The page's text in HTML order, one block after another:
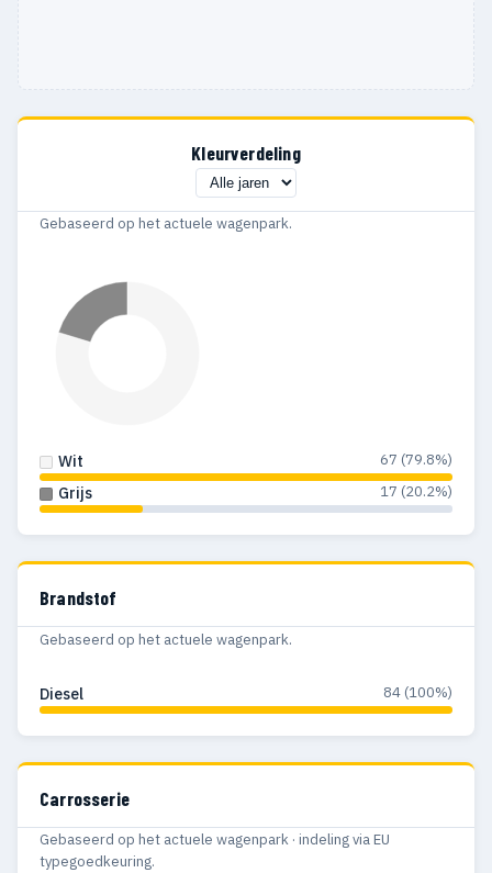
Kleurverdeling
Gebaseerd op het actuele wagenpark.
Wit 67 (79.8%)
Grijs 17 (20.2%)
Brandstof
Gebaseerd op het actuele wagenpark.
Diesel 84 (100%)
Carrosserie
Gebaseerd op het actuele wagenpark · indeling via EU
typegoedkeuring.